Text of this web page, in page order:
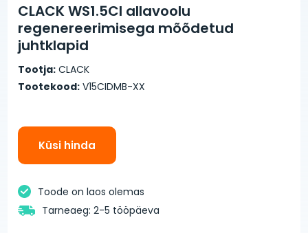
CLACK WS1.5CI allavoolu
regenereerimisega mõõdetud
juhtklapid
Tootja: CLACK
Tootekood: V15CIDMB-XX
Küsi hinda
Toode on laos olemas
Tarneaeg: 2-5 tööpäeva